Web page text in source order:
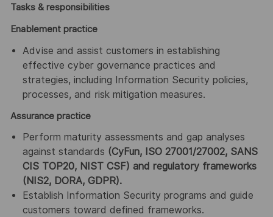
Tasks & responsibilities
Enablement practice
Advise and assist customers in establishing
effective cyber governance practices and
strategies, including Information Security policies,
processes, and risk mitigation measures.
Assurance practice
Perform maturity assessments and gap analyses
against standards (CyFun, ISO 27001/27002, SANS
CIS TOP20, NIST CSF) and regulatory frameworks
(NIS2, DORA, GDPR).
Establish Information Security programs and guide
customers toward defined frameworks.